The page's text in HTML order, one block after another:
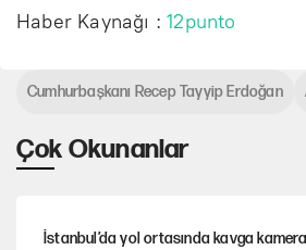
Haber Kaynağı :12punto
Çok Okunanlar
İstanbul’da yol ortasında kavga
Cumhurbaşkanı Recep Tayyip Erdoğan